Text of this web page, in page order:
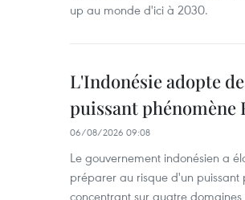
up au monde d'ici à 2030.
L'Indonésie adopte
puissant phénomène
06/08/2026 09:08
Le gouvernement indonésien a
préparer au risque d'un puissant
concentrant sur quatre